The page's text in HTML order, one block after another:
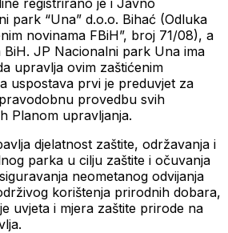
park “Una” d.o.o. Bihać (Odluka
novinama FBiH”, broj 71/08), a
BiH. JP Nacionalni park Una ima
upravlja ovim zaštićenim
uspostava prvi je preduvjet za
provedbu svih
Planom upravljanja.
djelatnost zaštite, održavanja i
parka u cilju zaštite i očuvanja
neometanog odvijanja
korištenja prirodnih dobara,
uvjeta i mjera zaštite prirode na